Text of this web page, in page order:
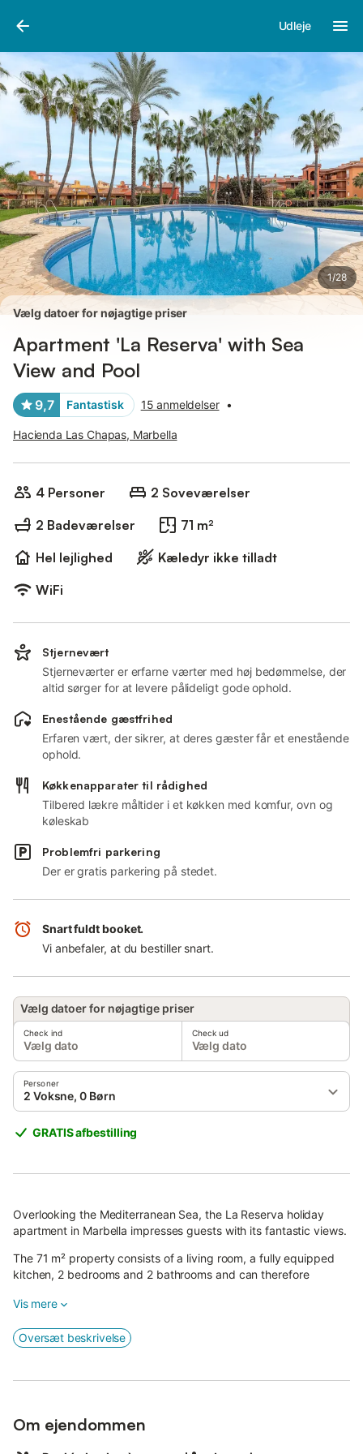
Udleje
1/28
Billeder
Vælg datoer for nøjagtige priser
Apartment 'La Reserva' with Sea
View and Pool
9,7 Fantastisk 15 anmeldelser •
Hacienda Las Chapas, Marbella
4 Personer
2 Soveværelser
2 Badeværelser
71 m²
Hel lejlighed
Kæledyr ikke tilladt
WiFi
Stjernevært
Stjerneværter er erfarne værter med høj bedømmelse, der
altid sørger for at levere pålideligt gode ophold.
Enestående gæstfrihed
Erfaren vært, der sikrer, at deres gæster får et enestående
ophold.
Køkkenapparater til rådighed
Tilbered lækre måltider i et køkken med komfur, ovn og
køleskab
Problemfri parkering
Der er gratis parkering på stedet.
Snart fuldt booket.
Vi anbefaler, at du bestiller snart.
Vælg datoer for nøjagtige priser
Check ind
Vælg dato
Check ud
Vælg dato
Personer
2 Voksne, 0 Børn
GRATIS afbestilling
Overlooking the Mediterranean Sea, the La Reserva holiday
apartment in Marbella impresses guests with its fantastic views.
The 71 m² property consists of a living room, a fully equipped
kitchen, 2 bedrooms and 2 bathrooms and can therefore
for the home office, a television, air conditioning, as well as a
washing machine.
garden and covered terrace.
swimming pool, jacuzzi, outdoor showers and a children's pool.
Vis mere
Oversæt beskrivelse
Om ejendommen